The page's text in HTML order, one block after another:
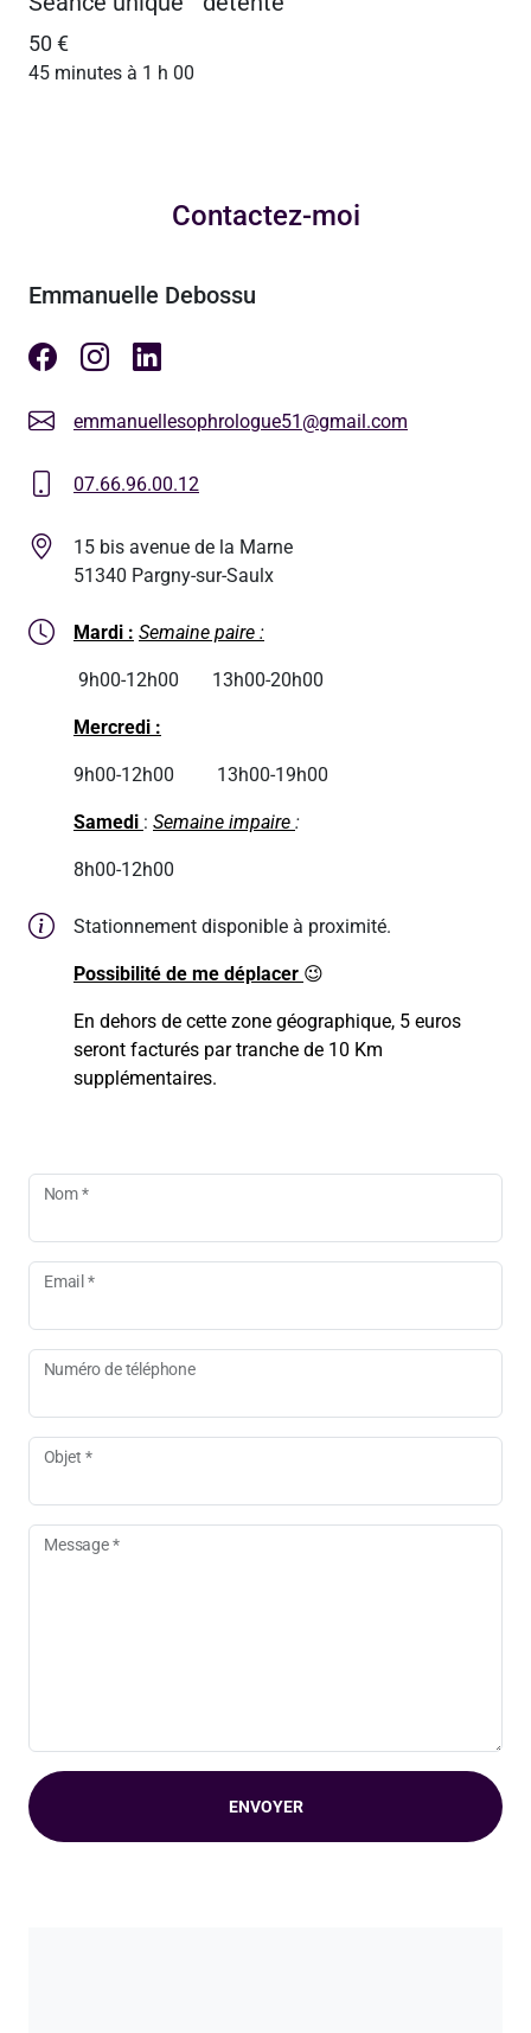
50 €
45 minutes à 1 h 00
Contactez-moi
Emmanuelle Debossu
emmanuellesophrologue51@gmail.com
07.66.96.00.12
15 bis avenue de la Marne
51340 Pargny-sur-Saulx
Mardi : Semaine paire :
9h00-12h00 13h00-20h00
Mercredi :
9h00-12h00 13h00-19h00
Samedi : Semaine impaire :
8h00-12h00
Stationnement disponible à proximité.
Possibilité de me déplacer 😉
En dehors de cette zone géographique, 5 euros
seront facturés par tranche de 10 Km
supplémentaires.
Nom *
Email *
Numéro de téléphone
Objet *
Message *
ENVOYER